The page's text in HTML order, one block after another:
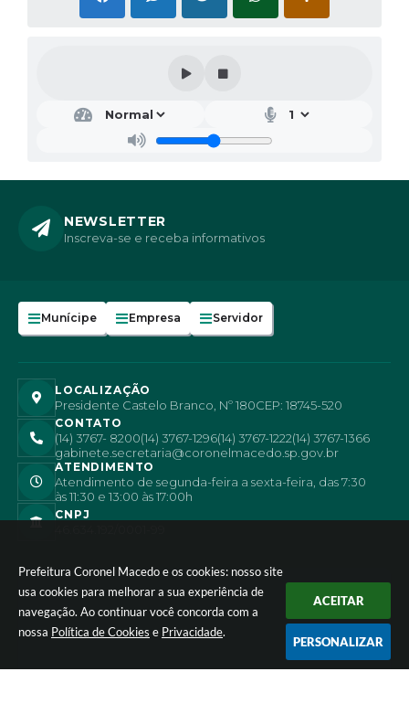
Prefeitura Coronel Macedo e os cookies: nosso site
usa cookies para melhorar a sua experiência de
navegação. Ao continuar você concorda com a
nossa Política de Cookies e Privacidade.
ACEITAR
PERSONALIZAR
NEWSLETTER
Inscreva-se e receba informativos
Munícipe Empresa Servidor
LOCALIZAÇÃO
Presidente Castelo Branco, Nº 180CEP: 18745-520
CONTATO
(14) 3767- 8200(14) 3767-1296(14) 3767-1222(14) 3767-1366
gabinete.secretaria@coronelmacedo.sp.gov.br
ATENDIMENTO
Atendimento de segunda-feira a sexta-feira, das 7:30
às 11:30 e 13:00 às 17:00h
CNPJ